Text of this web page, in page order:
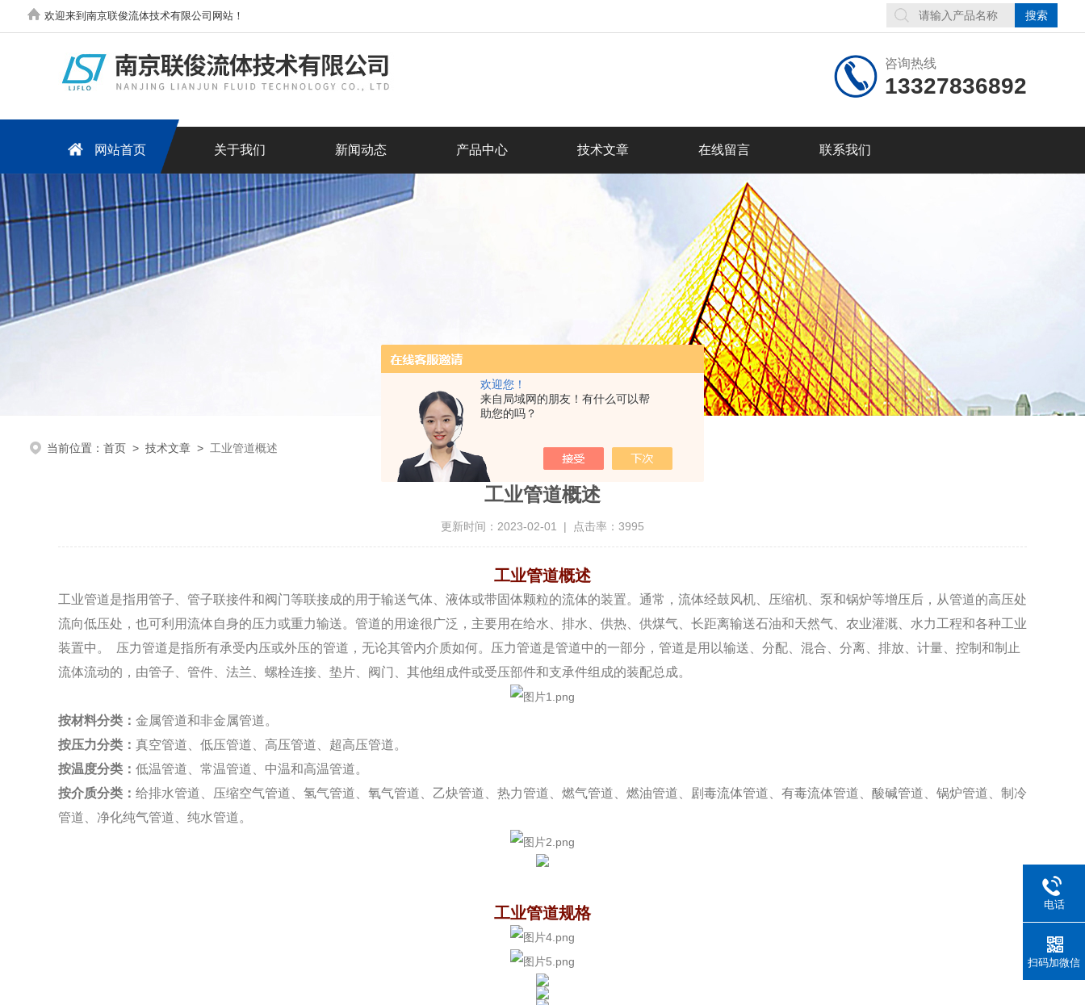
欢迎您！
来自局域网的朋友！有什么可以帮
助您的吗？
欢迎来到南京联俊流体技术有限公司网站！
咨询热线
13327836892
网站首页 关于我们 新闻动态 产品中心 技术文章 在线留言 联系我们
当前位置： 首页> 技术文章> 工业管道概述
工业管道概述
更新时间：2023-02-01 | 点击率：3995
工业管道概述
工业管道是指用管子、管子联接件和阀门等联接成的用于输送气体、液体或带固体颗粒的流体的装置。通常，流体经鼓风机、压缩机、泵和锅炉等增压后，从管道的高压处
流向低压处，也可利用流体自身的压力或重力输送。管道的用途很广泛，主要用在给水、排水、供热、供煤气、长距离输送石油和天然气、农业灌溉、水力工程和各种工业
装置中。
压力管道是指所有承受内压或外压的管道，无论其管内介质如何。压力管道是管道中的一部分，管道是用以输送、分配、混合、分离、排放、计量、控制和制止
流体流动的，由管子、管件、法兰、螺栓连接、垫片、阀门、其他组成件或受压部件和支承件组成的装配总成。
按材料分类： 金属管道和非金属管道。
按压力分类： 真空管道、低压管道、高压管道、超高压管道。
按温度分类： 低温管道、常温管道、中温和高温管道。
按介质分类： 给排水管道、压缩空气管道、氢气管道、氧气管道、乙炔管道、热力管道、燃气管道、燃油管道、剧毒流体管道、有毒流体管道、酸碱管道、锅炉管道、制冷
管道、净化纯气管道、纯水管道。
工业管道规格 电话
扫码加微信